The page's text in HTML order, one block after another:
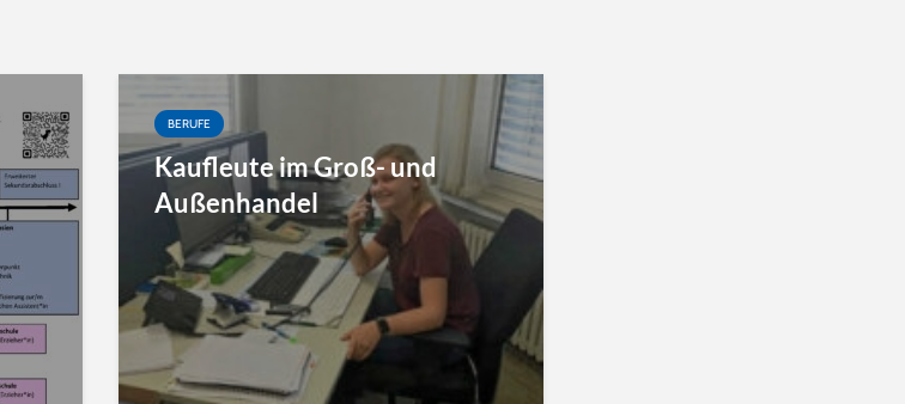
BERUFE
Kaufleute im Groß- und
Außenhandel